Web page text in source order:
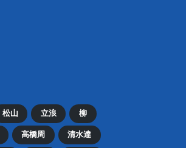
松山 立浪 柳
高橋周 清水達